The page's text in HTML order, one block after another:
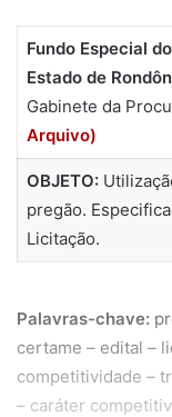
Fundo Especial
Estado de
Gabinete da
Arquivo)
OBJETO:
pregão.
Licitação.
Palavras-chave:
certame – edital –
competitividade –
– caráter